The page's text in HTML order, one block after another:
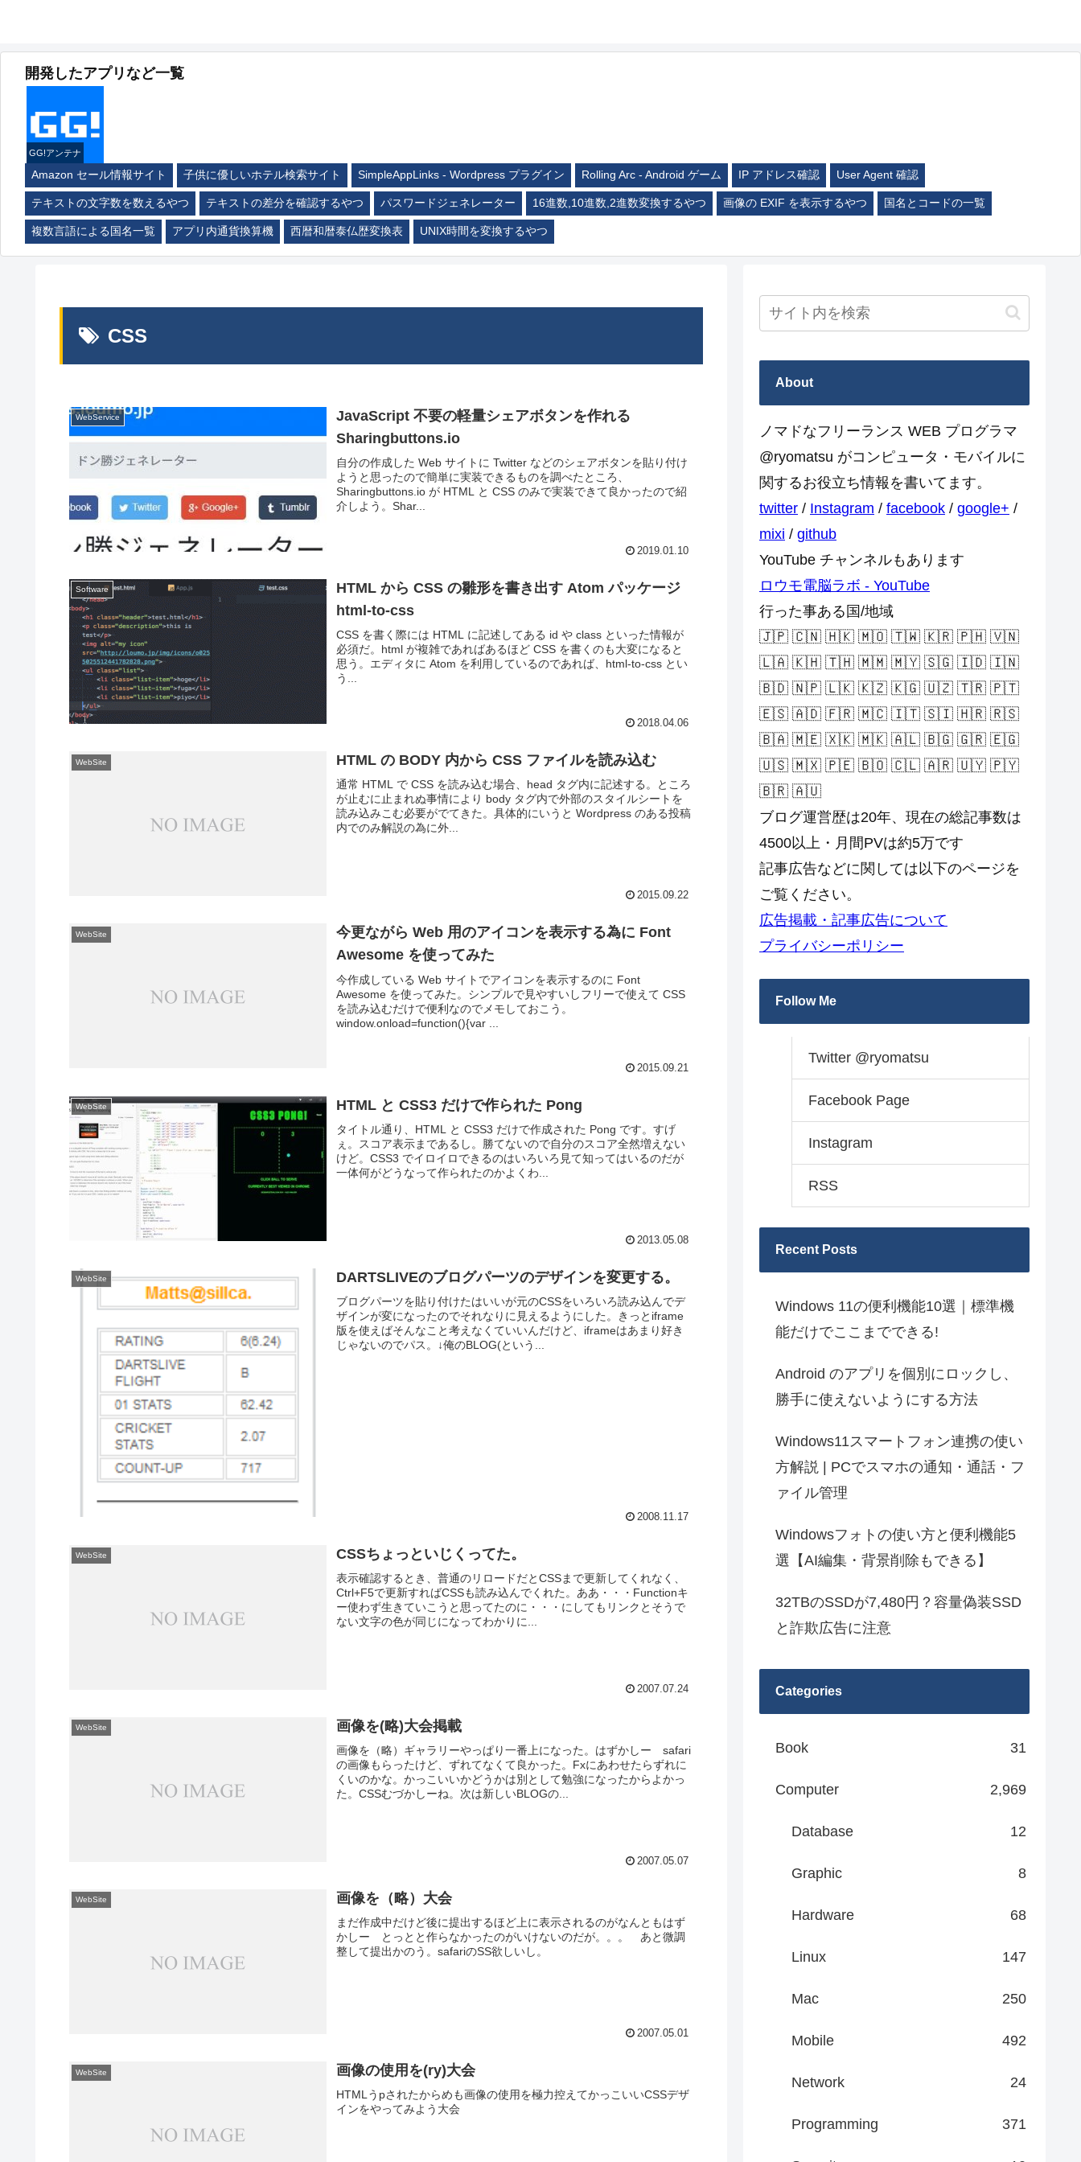
開発したアプリなど一覧
GG!アンテナ
Amazon セール情報サイト 子供に優しいホテル検索サイト SimpleAppLinks - Wordpress プラグイン Rolling Arc - Android ゲーム IP アドレス確認 User Agent 確認
テキストの文字数を数えるやつ テキストの差分を確認するやつ パスワードジェネレーター 16進数,10進数,2進数変換するやつ 画像の EXIF を表示するやつ 国名とコードの一覧
複数言語による国名一覧 アプリ内通貨換算機 西暦和暦泰仏歴変換表 UNIX時間を変換するやつ
CSS
WebService
JavaScript 不要の軽量シェアボタンを作れる
Sharingbuttons.io
自分の作成した Web サイトに Twitter などのシェアボタンを貼り付け
ようと思ったので簡単に実装できるものを調べたところ、
Sharingbuttons.io が HTML と CSS のみで実装できて良かったので紹
介しよう。Shar...
2019.01.10
Software
HTML から CSS の雛形を書き出す Atom パッケージ
html-to-css
CSS を書く際には HTML に記述してある id や class といった情報が
必須だ。html が複雑であればあるほど CSS を書くのも大変になると
思う。エディタに Atom を利用しているのであれば、html-to-css とい
う...
2018.04.06
WebSite HTML の BODY 内から CSS ファイルを読み込む
通常 HTML で CSS を読み込む場合、head タグ内に記述する。ところ
が止むに止まれぬ事情により body タグ内で外部のスタイルシートを
読み込みこむ必要がでてきた。具体的にいうと Wordpress のある投稿
内でのみ解説の為に外...
2015.09.22
WebSite
今更ながら Web 用のアイコンを表示する為に Font
Awesome を使ってみた
今作成している Web サイトでアイコンを表示するのに Font
Awesome を使ってみた。シンプルで見やすいしフリーで使えて CSS
を読み込むだけで便利なのでメモしておこう。
window.onload=function(){var ...
2015.09.21
WebSite HTML と CSS3 だけで作られた Pong
タイトル通り、HTML と CSS3 だけで作成された Pong です。すげ
ぇ。スコア表示まであるし。勝てないので自分のスコア全然増えない
けど。CSS3 でイロイロできるのはいろいろ見て知ってはいるのだが
一体何がどうなって作られたのかよくわ...
2013.05.08
WebSite DARTSLIVEのブログパーツのデザインを変更する。
ブログパーツを貼り付けたはいいが元のCSSをいろいろ読み込んでデ
ザインが変になったのでそれなりに見えるようにした。きっとiframe
版を使えばそんなこと考えなくていいんだけど、iframeはあまり好き
じゃないのでパス。↓俺のBLOG(という...
2008.11.17
WebSite CSSちょっといじくってた。
表示確認するとき、普通のリロードだとCSSまで更新してくれなく、
Ctrl+F5で更新すればCSSも読み込んでくれた。ああ・・・Functionキ
ー使わず生きていこうと思ってたのに・・・にしてもリンクとそうで
ない文字の色が同じになってわかりに...
2007.07.24
WebSite 画像を(略)大会掲載
画像を（略）ギャラリーやっぱり一番上になった。はずかしー safari
の画像もらったけど、ずれてなくて良かった。Fxにあわせたらずれに
くいのかな。かっこいいかどうかは別として勉強になったからよかっ
た。CSSむづかしーね。次は新しいBLOGの...
2007.05.07
WebSite 画像を（略）大会
まだ作成中だけど後に提出するほど上に表示されるのがなんともはず
かしー とっとと作らなかったのがいけないのだが。。。 あと微調
整して提出かのう。safariのSS欲しいし。
2007.05.01
WebSite 画像の使用を(ry)大会
HTMLうpされたからめも画像の使用を極力控えてかっこいいCSSデザ
インをやってみよう大会
About
ノマドなフリーランス WEB プログラマ
@ryomatsu がコンピュータ・モバイルに
関するお役立ち情報を書いてます。
twitter / Instagram / facebook / google+ /
mixi / github
YouTube チャンネルもあります
ロウモ電脳ラボ - YouTube
行った事ある国/地域
🇯🇵 🇨🇳 🇭🇰 🇲🇴 🇹🇼 🇰🇷 🇵🇭 🇻🇳
🇱🇦 🇰🇭 🇹🇭 🇲🇲 🇲🇾 🇸🇬 🇮🇩 🇮🇳
🇧🇩 🇳🇵 🇱🇰 🇰🇿 🇰🇬 🇺🇿 🇹🇷 🇵🇹
🇪🇸 🇦🇩 🇫🇷 🇲🇨 🇮🇹 🇸🇮 🇭🇷 🇷🇸
🇧🇦 🇲🇪 🇽🇰 🇲🇰 🇦🇱 🇧🇬 🇬🇷 🇪🇬
🇺🇸 🇲🇽 🇵🇪 🇧🇴 🇨🇱 🇦🇷 🇺🇾 🇵🇾
🇧🇷 🇦🇺
ブログ運営歴は20年、現在の総記事数は
4500以上・月間PVは約5万です
記事広告などに関しては以下のページを
ご覧ください。
広告掲載・記事広告について
プライバシーポリシー
Follow Me
Twitter @ryomatsu
Facebook Page
Instagram
RSS
Recent Posts
Windows 11の便利機能10選｜標準機
能だけでここまでできる!
Android のアプリを個別にロックし、
勝手に使えないようにする方法
Windows11スマートフォン連携の使い
方解説 | PCでスマホの通知・通話・フ
ァイル管理
Windowsフォトの使い方と便利機能5
選【AI編集・背景削除もできる】
32TBのSSDが7,480円？容量偽装SSD
と詐欺広告に注意
Categories
Book 31
Computer 2,969
Database 12
Graphic 8
Hardware 68
Linux 147
Mac 250
Mobile 492
Network 24
Programming 371